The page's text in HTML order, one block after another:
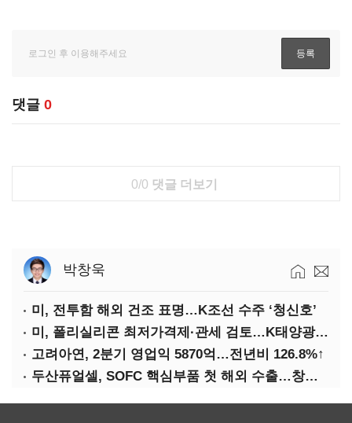
댓글 0
0/0 댓글 더보기
박창욱
미, 전투함 해외 건조 표명…K조선 수주 ‘청신호’
미, 폴리실리콘 최저가격제·관세 검토…K태양광 입지 확대 기대
고려아연, 2분기 영업익 5870억…전년비 126.8%↑
두산퓨얼셀, SOFC 핵심부품 첫 해외 수출…창사 이래 최대 규모